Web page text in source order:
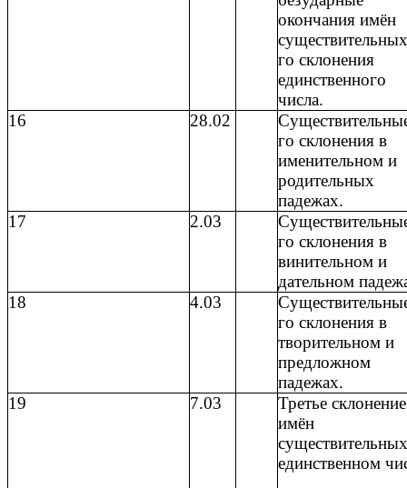
окончания имён
го склонения
единственного
числа.
16
28.02
го склонения в
именительном и
родительных
падежах.
17
2.03
го склонения в
винительном и
дательном
18
4.03
го склонения в
творительном и
предложном
падежах.
19
7.03
Третье склонение
имён
единственном